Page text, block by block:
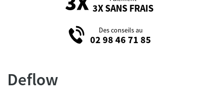
3X SANS FRAIS
Des conseils au
02 98 46 71 85
Deflow